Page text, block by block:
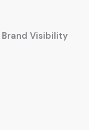
Brand Visibility